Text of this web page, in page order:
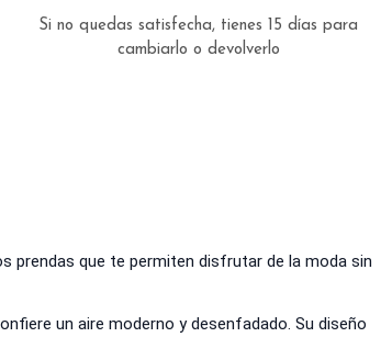
Si no quedas satisfecha, tienes 15 días para
cambiarlo o devolverlo
prendas que te permiten disfrutar de la moda sin
un aire moderno y desenfadado. Su diseño